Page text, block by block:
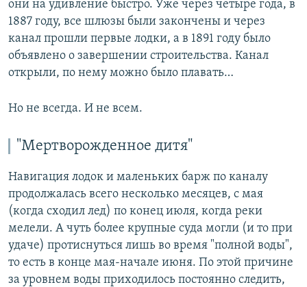
они на удивление быстро. Уже через четыре года, в
1887 году, все шлюзы были закончены и через
канал прошли первые лодки, а в 1891 году было
объявлено о завершении строительства. Канал
открыли, по нему можно было плавать…
Но не всегда. И не всем.
"Мертворожденное дитя"
Навигация лодок и маленьких барж по каналу
продолжалась всего несколько месяцев, с мая
(когда сходил лед) по конец июля, когда реки
мелели. А чуть более крупные суда могли (и то при
удаче) протиснуться лишь во время "полной воды",
то есть в конце мая-начале июня. По этой причине
за уровнем воды приходилось постоянно следить,